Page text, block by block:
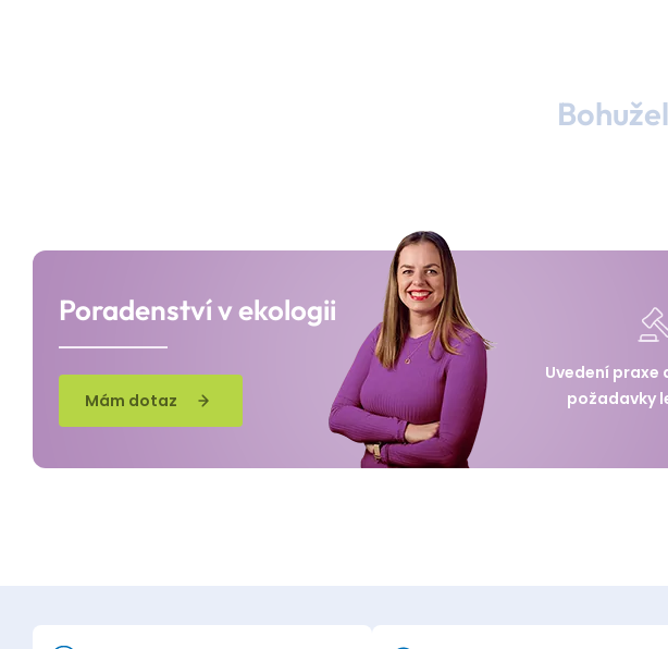
Poradenství v ekologii
Mám dotaz
Uvedení praxe
požadavky